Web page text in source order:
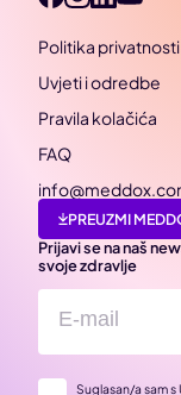
Politika privatnosti
Uvjeti i odredbe
Pravila kolačića
FAQ
PREUZMI
Prijavi se na naš
svoje zdravlje
Suglasan/a sam s